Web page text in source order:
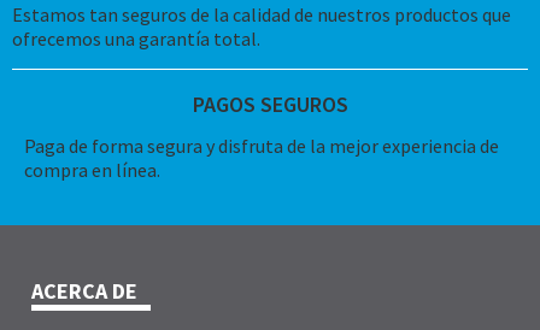
Estamos tan seguros de la calidad de nuestros productos que
ofrecemos una garantía total.
PAGOS SEGUROS
Paga de forma segura y disfruta de la mejor experiencia de
compra en línea.
ACERCA DE